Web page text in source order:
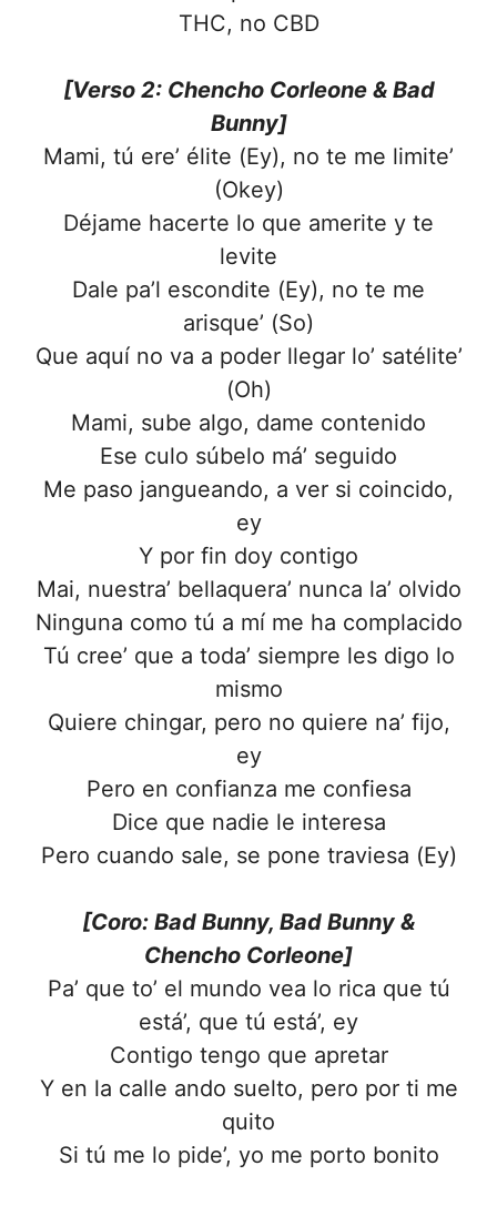
THC, no CBD
[Verso 2: Chencho Corleone & Bad
Bunny]
Mami, tú ere’ élite (Ey), no te me limite’
(Okey)
Déjame hacerte lo que amerite y te
levite
Dale pa’l escondite (Ey), no te me
arisque’ (So)
Que aquí no va a poder llegar lo’ satélite’
(Oh)
Mami, sube algo, dame contenido
Ese culo súbelo má’ seguido
Me paso jangueando, a ver si coincido,
ey
Y por fin doy contigo
Mai, nuestra’ bellaquera’ nunca la’ olvido
Ninguna como tú a mí me ha complacido
Tú cree’ que a toda’ siempre les digo lo
mismo
Quiere chingar, pero no quiere na’ fijo,
ey
Pero en confianza me confiesa
Dice que nadie le interesa
Pero cuando sale, se pone traviesa (Ey)
[Coro: Bad Bunny, Bad Bunny &
Chencho Corleone]
Pa’ que to’ el mundo vea lo rica que tú
está’, que tú está’, ey
Contigo tengo que apretar
Y en la calle ando suelto, pero por ti me
quito
Si tú me lo pide’, yo me porto bonito